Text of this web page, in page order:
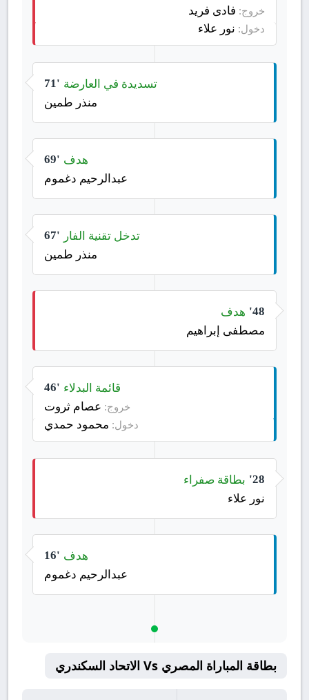
خروج: فادى فريد
دخول: نور علاء
71' تسديدة في العارضة
منذر طمين
69' هدف
عبدالرحيم دغموم
67' تدخل تقنية الفار
منذر طمين
48' هدف
مصطفى إبراهيم
46' قائمة البدلاء
خروج: عصام ثروت
دخول: محمود حمدي
28' بطاقة صفراء
نور علاء
16' هدف
عبدالرحيم دغموم
بطاقة المباراة المصري Vs الاتحاد السكندري